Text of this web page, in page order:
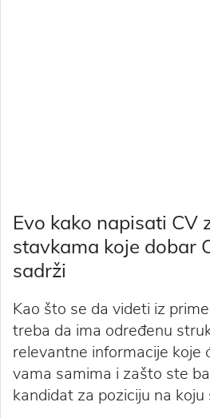
Evo kako napisati CV
stavkama koje dobar
sadrži
Kao što se da videti iz
treba da ima određenu
relevantne informacije koje
vama samima i zašto ste
kandidat za poziciju na koju